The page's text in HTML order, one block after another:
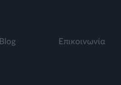
Blog Επικοινωνία